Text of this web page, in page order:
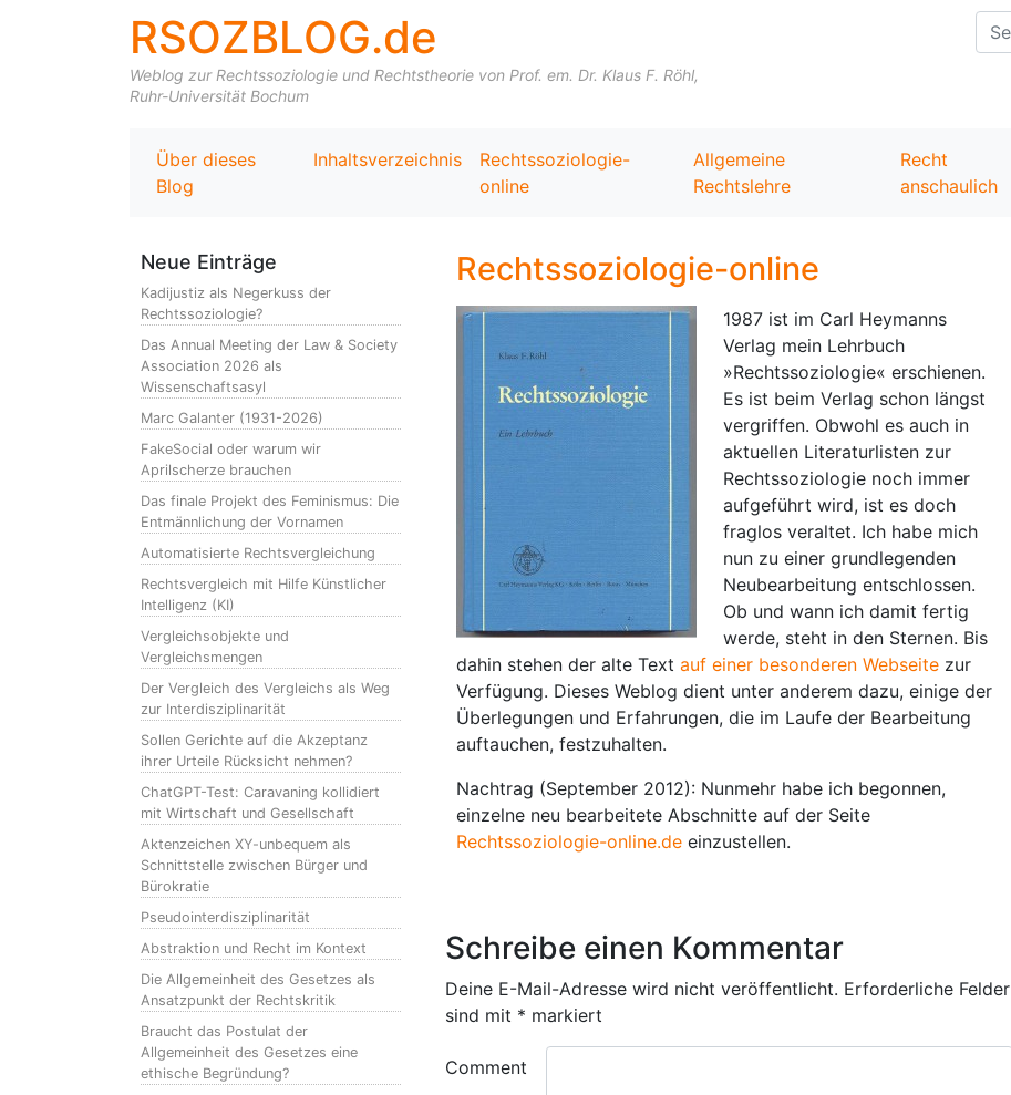
RSOZBLOG.de
Weblog zur Rechtssoziologie und Rechtstheorie von Prof. em. Dr. Klaus F. Röhl,
Ruhr-Universität Bochum
Über dieses
Blog
Inhaltsverzeichnis
Rechtssoziologie-
online
Allgemeine
Rechtslehre
Recht
anschaulich
Neue Einträge
Kadijustiz als Negerkuss der
Rechtssoziologie?
Das Annual Meeting der Law & Society
Association 2026 als
Wissenschaftsasyl
Marc Galanter (1931-2026)
FakeSocial oder warum wir
Aprilscherze brauchen
Das finale Projekt des Feminismus: Die
Entmännlichung der Vornamen
Automatisierte Rechtsvergleichung
Rechtsvergleich mit Hilfe Künstlicher
Intelligenz (KI)
Vergleichsobjekte und
Vergleichsmengen
Der Vergleich des Vergleichs als Weg
zur Interdisziplinarität
Sollen Gerichte auf die Akzeptanz
ihrer Urteile Rücksicht nehmen?
ChatGPT-Test: Caravaning kollidiert
mit Wirtschaft und Gesellschaft
Aktenzeichen XY-unbequem als
Schnittstelle zwischen Bürger und
Bürokratie
Pseudointerdisziplinarität
Abstraktion und Recht im Kontext
Die Allgemeinheit des Gesetzes als
Ansatzpunkt der Rechtskritik
Braucht das Postulat der
Allgemeinheit des Gesetzes eine
ethische Begründung?
Rechtssoziologie-online
1987 ist im Carl Heymanns
Verlag mein Lehrbuch
»Rechtssoziologie« erschienen.
Es ist beim Verlag schon längst
vergriffen. Obwohl es auch in
aktuellen Literaturlisten zur
Rechtssoziologie noch immer
aufgeführt wird, ist es doch
fraglos veraltet. Ich habe mich
nun zu einer grundlegenden
Neubearbeitung entschlossen.
Ob und wann ich damit fertig
werde, steht in den Sternen. Bis
dahin stehen der alte Text auf einer besonderen Webseite zur
Verfügung. Dieses Weblog dient unter anderem dazu, einige der
Überlegungen und Erfahrungen, die im Laufe der Bearbeitung
auftauchen, festzuhalten.
Nachtrag (September 2012): Nunmehr habe ich begonnen,
einzelne neu bearbeitete Abschnitte auf der Seite
Rechtssoziologie-online.de einzustellen.
Schreibe einen Kommentar
Deine E-Mail-Adresse wird nicht veröffentlicht. Erforderliche Felder
sind mit * markiert
Comment